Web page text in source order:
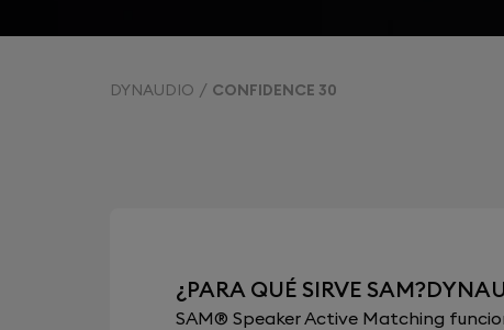
DYNAUDIO CONFIDENCE 30
¿PARA QUÉ SIRVE
SAM® Speaker Active Matching